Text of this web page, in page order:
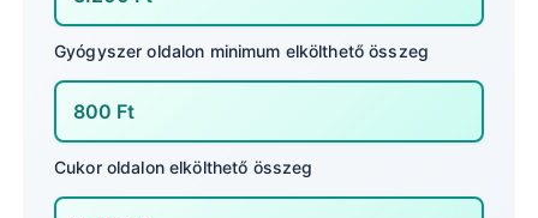
Gyógyszer oldalon minimum elkölthető összeg
Cukor oldalon elkölthető összeg